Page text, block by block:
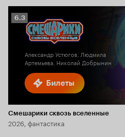
Билеты
Рейтинг
Кинопоиска
6.3
Александр Устюгов, Людмила
Артемьева, Николай Добрынин
Смешарики сквозь вселенные
2026, фантастика